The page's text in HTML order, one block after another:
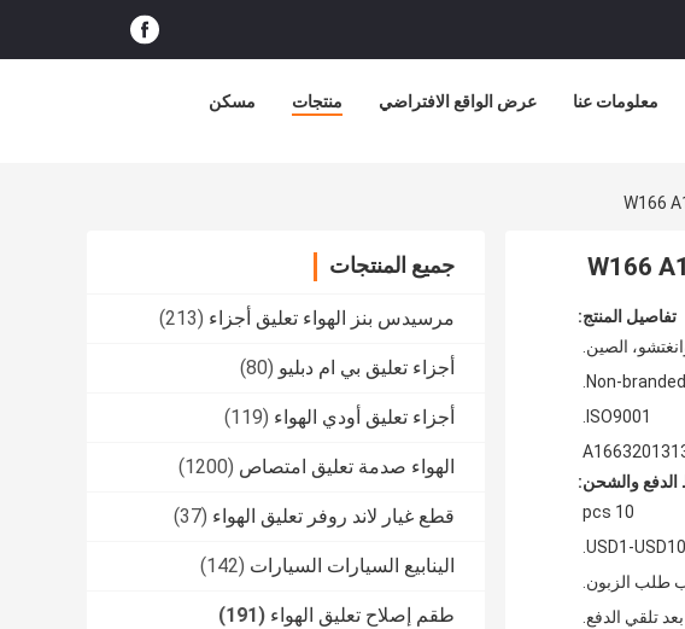
مسكن منتجات عرض الواقع الافتراضي معلومات عنا
جميع المنتجات
مرسيدس بنز الهواء تعليق أجزاء (213)
أجزاء تعليق بي ام دبليو (80)
أجزاء تعليق أودي الهواء (119)
الهواء صدمة تعليق امتصاص (1200)
قطع غيار لاند روفر تعليق الهواء (37)
الينابيع السيارات السيارات (142)
طقم إصلاح تعليق الهواء (191)
تفاصيل المنتج:
الصين.
Non-branded.
ISO9001.
والشحن:
10 pcs
USD1-
طلب الزبون.